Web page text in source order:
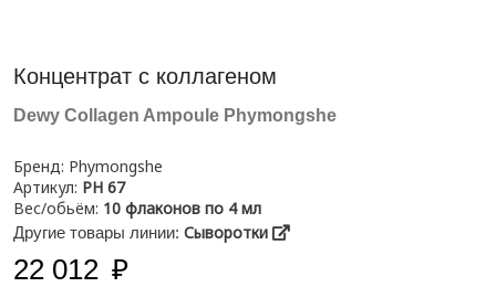
Концентрат с коллагеном
Dewy Collagen Ampoule Phymongshe
Бренд: Phymongshe
Артикул: PH 67
Вес/обьём: 10 флаконов по 4 мл
Другие товары линии: Сыворотки
22 012 ₽